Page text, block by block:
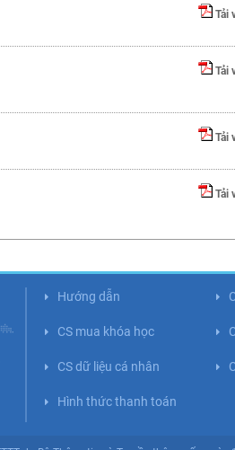
Tải
Tải
Tải
Tải
Hướng dẫn
CS mua khóa học
CS dữ liệu cá nhân
Hình thức thanh toán